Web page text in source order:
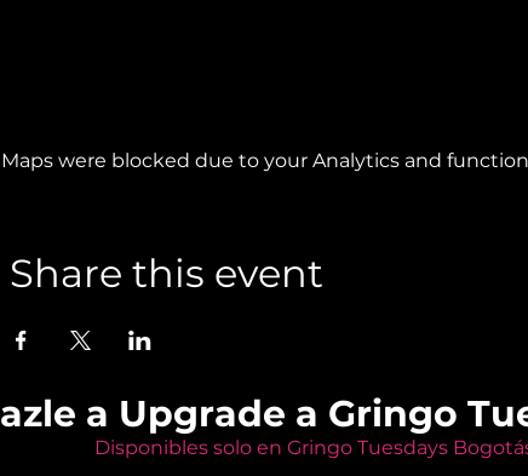
were blocked due to your Analytics and
Share this event
a Upgrade a Gringo
Disponibles solo en Gringo Tuesdays